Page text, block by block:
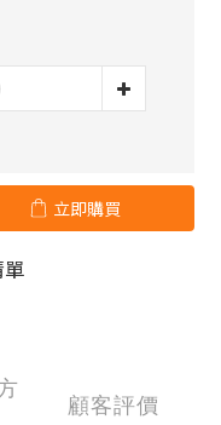
立即購買
顧客評價